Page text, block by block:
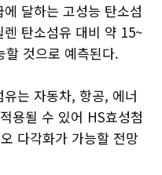
달하는 고성능 탄소섬
탄소섬유 대비 약 15~
것으로 예측된다.
는 자동차, 항공, 에너
용될 수 있어 HS효성첨
다각화가 가능할 전망